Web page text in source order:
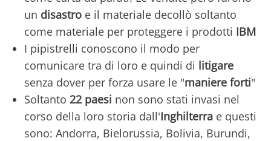
un disastro e il materiale decollò soltanto
come materiale per proteggere i prodotti IBM
I pipistrelli conoscono il modo per
comunicare tra di loro e quindi di litigare
senza dover per forza usare le "maniere forti"
Soltanto 22 paesi non sono stati invasi nel
corso della loro storia dall'Inghilterra e questi
sono: Andorra, Bielorussia, Bolivia, Burundi,